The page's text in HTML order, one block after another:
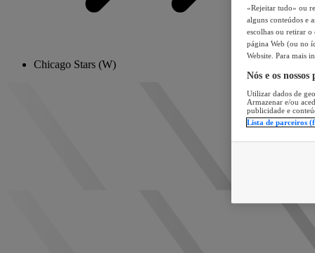
Chicago Stars (W)
«Rejeitar tudo» ou
alguns conteúdos e
escolhas ou retirar
página Web (ou no
Website. Para mais
Nós e os
Utilizar dados de
Armazenar e/ou
publicidade e
Lista de parceiros